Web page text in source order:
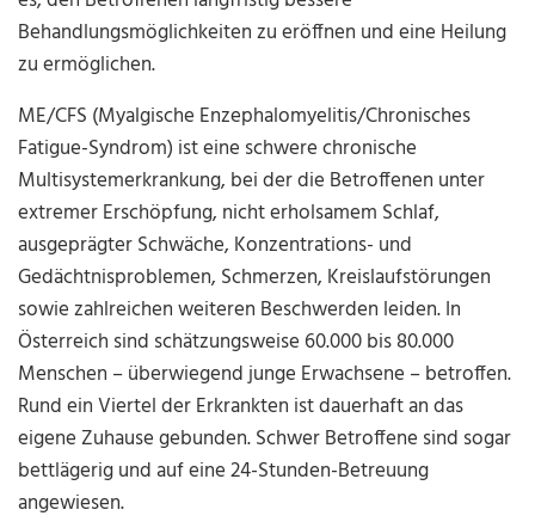
Behandlungsmöglichkeiten zu eröffnen und eine Heilung
zu ermöglichen.
ME/CFS (Myalgische Enzephalomyelitis/Chronisches
Fatigue-Syndrom) ist eine schwere chronische
Multisystemerkrankung, bei der die Betroffenen unter
extremer Erschöpfung, nicht erholsamem Schlaf,
ausgeprägter Schwäche, Konzentrations- und
Gedächtnisproblemen, Schmerzen, Kreislaufstörungen
sowie zahlreichen weiteren Beschwerden leiden. In
Österreich sind schätzungsweise 60.000 bis 80.000
Menschen – überwiegend junge Erwachsene – betroffen.
Rund ein Viertel der Erkrankten ist dauerhaft an das
eigene Zuhause gebunden. Schwer Betroffene sind sogar
bettlägerig und auf eine 24-Stunden-Betreuung
angewiesen.